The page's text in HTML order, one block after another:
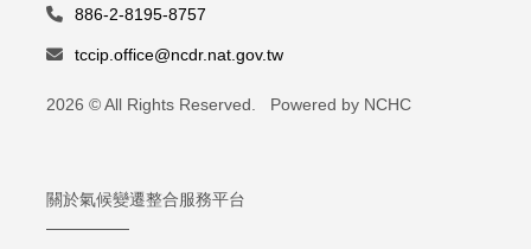
886-2-8195-8757
tccip.office@ncdr.nat.gov.tw
2026 © All Rights Reserved. Powered by NCHC
關於氣候變遷整合服務平台